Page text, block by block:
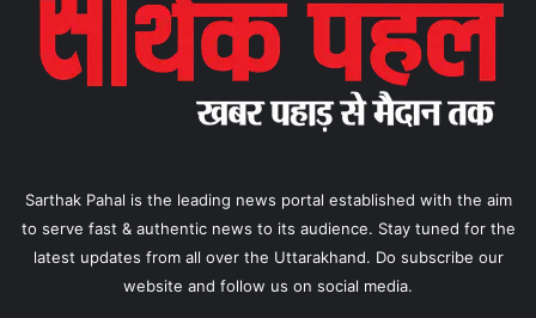
Sarthak Pahal is the leading news portal established with the aim
to serve fast & authentic news to its audience. Stay tuned for the
latest updates from all over the Uttarakhand. Do subscribe our
website and follow us on social media.